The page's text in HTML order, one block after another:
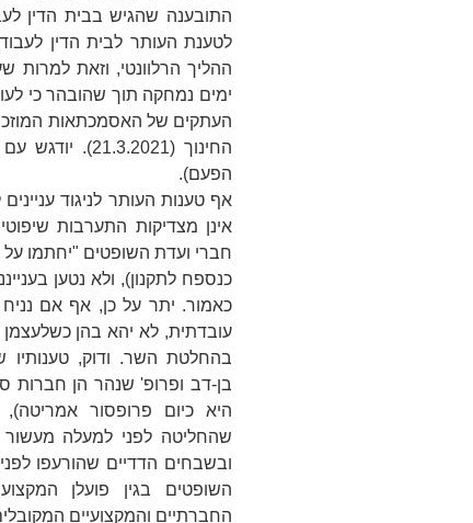
התובענה שהגיש בבית הדין
לטענת העותר לבית הדין
ההליך הרלוונטי, וזאת
ימים נמחקה תוך שהובהר כי
העתקים של האסמכתאות
החינוך
(21.3.2021).
הפעם).
אף טענות העותר לניגוד
חברי ועדת השופטים "יחתמו על
כנספח לתקנון), ולא נטען
כאמור. יתר על כן, אף אם נניח
עובדתית, לא יהא בהן
בהחלטת השר. ודוק,
בן-דב ופרופ' שנהר הן חברות
היא כיום פרופסור
שהחליטה לפני למעלה
ובשבחים הדדיים שהורעפו
השופטים בגין פועלן
החברתיים והמקצועיים